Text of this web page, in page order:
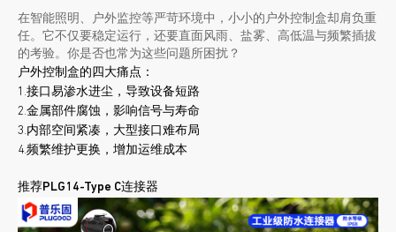
在智能照明、户外监控等严苛环境中，小小的户外控制盒却肩负重
任。它不仅要稳定运行，还要直面风雨、盐雾、高低温与频繁插拔
的考验。你是否也常为这些问题所困扰？
户外控制盒的四大痛点：
1.接口易渗水进尘，导致设备短路
2.金属部件腐蚀，影响信号与寿命
3.内部空间紧凑，大型接口难布局
4.频繁维护更换，增加运维成本
推荐PLG14-Type C连接器